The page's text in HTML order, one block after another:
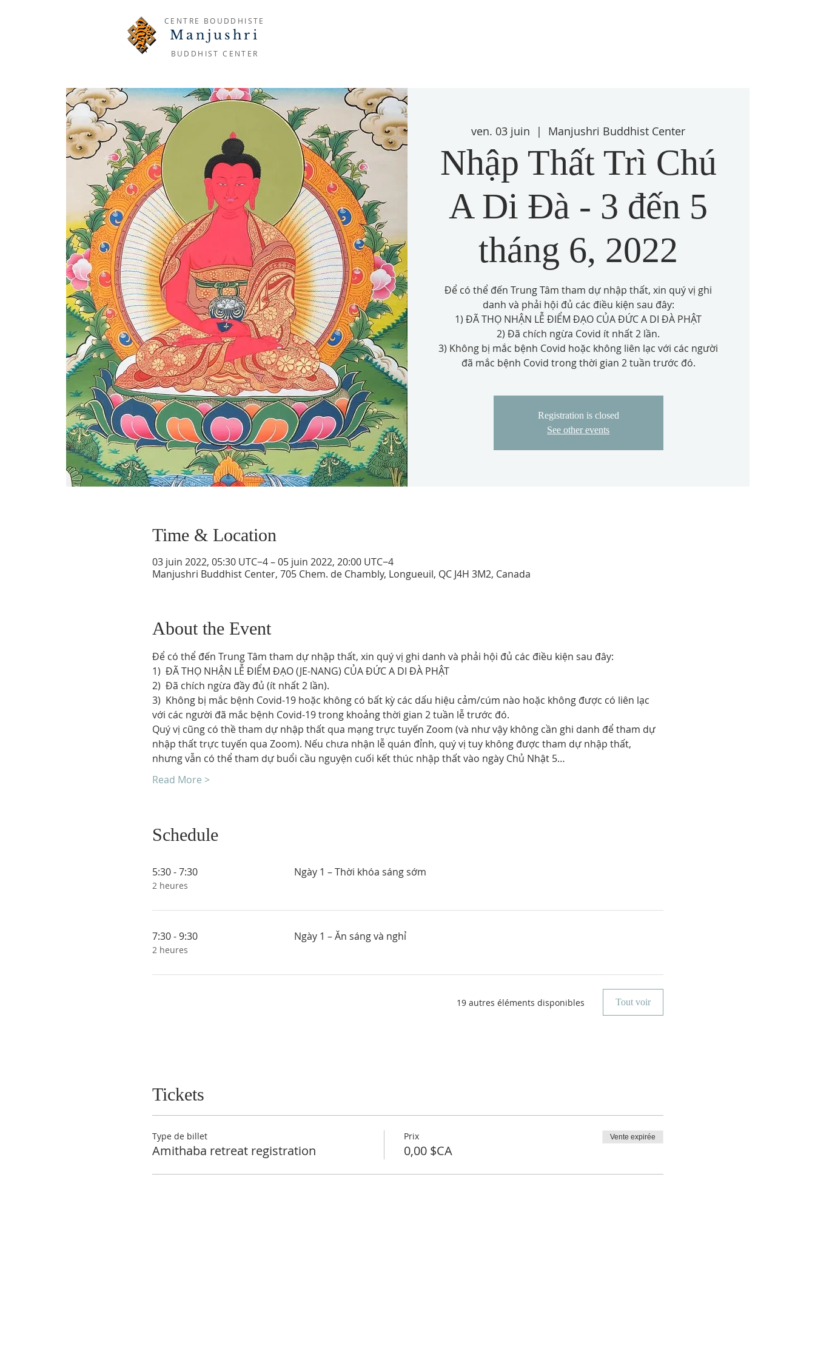
CENTRE BOUDDHISTE
Manjushri
BUDDHIST CENTER
ven. 03 juin
  |
Manjushri Buddhist Center
Nhập Thất Trì Chú
A Di Đà - 3 đến 5
tháng 6, 2022
Để có thể đến Trung Tâm tham dự nhập thất, xin quý vị ghi
danh và phải hội đủ các điều kiện sau đây:
1) ĐÃ THỌ NHẬN LỄ ĐIỂM ĐẠO CỦA ĐỨC A DI ĐÀ PHẬT
2) Đã chích ngừa Covid ít nhất 2 lần.
3) Không bị mắc bệnh Covid hoặc không liên lạc với các người
đã mắc bệnh Covid trong thời gian 2 tuần trước đó.
Registration is closed
See other events
Time & Location
03 juin 2022, 05:30 UTC−4 – 05 juin 2022, 20:00 UTC−4
Manjushri Buddhist Center, 705 Chem. de Chambly, Longueuil, QC J4H 3M2, Canada
About the Event
Để có thể đến Trung Tâm tham dự nhập thất, xin quý vị ghi danh và phải hội đủ các điều kiện sau đây:
1)  ĐÃ THỌ NHẬN LỄ ĐIỂM ĐẠO (JE-NANG) CỦA ĐỨC A DI ĐÀ PHẬT
2)  Đã chích ngừa đầy đủ (ít nhất 2 lần).
3)  Không bị mắc bệnh Covid-19 hoặc không có bất kỳ các dấu hiệu cảm/cúm nào hoặc không được có liên lạc
với các người đã mắc bệnh Covid-19 trong khoảng thời gian 2 tuần lễ trước đó.
Quý vị cũng có thề tham dự nhập thất qua mạng trực tuyến Zoom (và như vậy không cần ghi danh để tham dự
nhập thất trực tuyến qua Zoom). Nếu chưa nhận lễ quán đỉnh, quý vị tuy không được tham dự nhập thất,
nhưng vẫn có thể tham dự buổi cầu nguyện cuối kết thúc nhập thất vào ngày Chủ Nhật 5…
Read More >
Schedule
5:30 - 7:30
2 heures
Ngày 1 – Thời khóa sáng sớm
7:30 - 9:30
2 heures
Ngày 1 – Ăn sáng và nghỉ
19 autres éléments disponibles Tout voir
Tickets
Type de billet
Amithaba retreat registration
Prix
0,00 $CA
Vente expirée